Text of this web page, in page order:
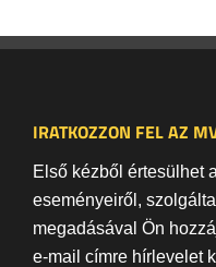
IRATKOZZON FEL AZ
Első kézből értesülhet
eseményeiről,
megadásával Ön
e-mail címre hírlevelet